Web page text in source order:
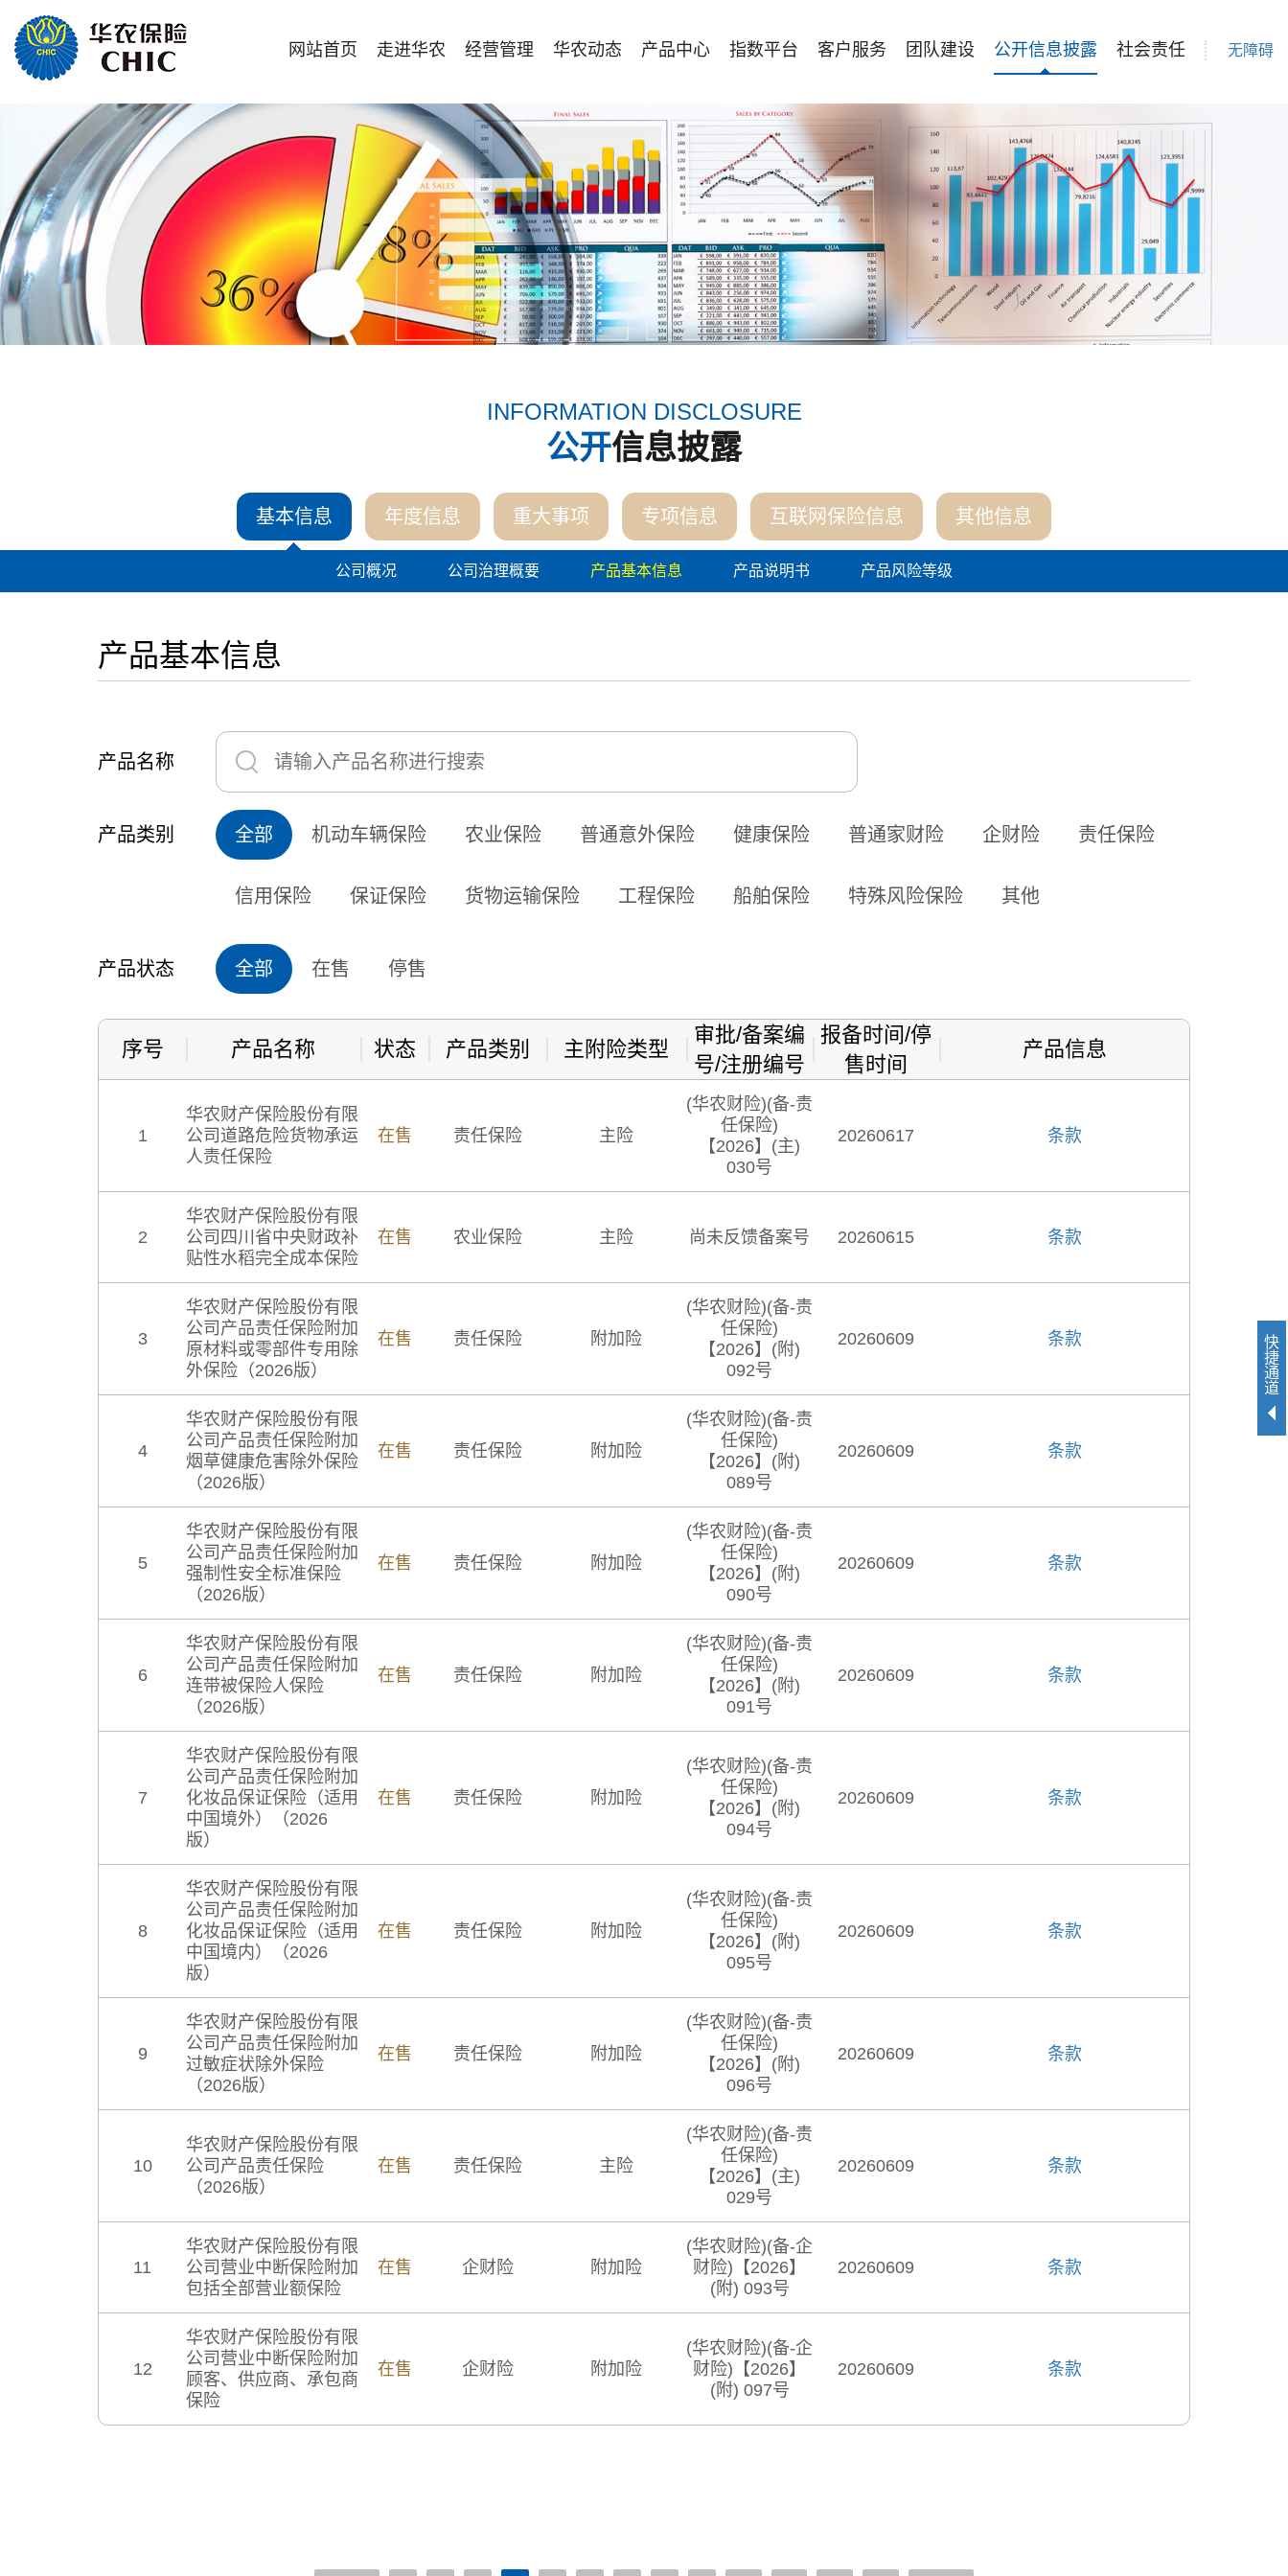
无障碍
网站首页 走进华农 经营管理 华农动态 产品中心 指数平台 客户服务 团队建设 公开信息披露 社会责任
INFORMATION DISCLOSURE
公开信息披露
基本信息 年度信息 重大事项 专项信息 互联网保险信息 其他信息
公司概况 公司治理概要 产品基本信息 产品说明书 产品风险等级
产品基本信息
产品名称
产品类别 全部 机动车辆保险 农业保险 普通意外保险 健康保险 普通家财险 企财险 责任保险
信用保险 保证保险 货物运输保险 工程保险 船舶保险 特殊风险保险 其他
产品状态 全部 在售 停售
序号 产品名称 状态 产品类别 主附险类型
审批/备案编
号/注册编号
报备时间/停
售时间
产品信息
1
华农财产保险股份有限
公司道路危险货物承运
人责任保险
在售 责任保险 主险
(华农财险)(备-责
任保险)
【2026】(主)
030号
20260617 条款
2
华农财产保险股份有限
公司四川省中央财政补
贴性水稻完全成本保险
在售 农业保险 主险 尚未反馈备案号 20260615 条款
3
华农财产保险股份有限
公司产品责任保险附加
原材料或零部件专用除
外保险（2026版）
在售 责任保险 附加险
(华农财险)(备-责
任保险)
【2026】(附)
092号
20260609 条款
4
华农财产保险股份有限
公司产品责任保险附加
烟草健康危害除外保险
（2026版）
在售 责任保险 附加险
(华农财险)(备-责
任保险)
【2026】(附)
089号
20260609 条款
5
华农财产保险股份有限
公司产品责任保险附加
强制性安全标准保险
（2026版）
在售 责任保险 附加险
(华农财险)(备-责
任保险)
【2026】(附)
090号
20260609 条款
6
华农财产保险股份有限
公司产品责任保险附加
连带被保险人保险
（2026版）
在售 责任保险 附加险
(华农财险)(备-责
任保险)
【2026】(附)
091号
20260609 条款
7
华农财产保险股份有限
公司产品责任保险附加
化妆品保证保险（适用
中国境外）（2026
版）
在售 责任保险 附加险
(华农财险)(备-责
任保险)
【2026】(附)
094号
20260609 条款
8
华农财产保险股份有限
公司产品责任保险附加
化妆品保证保险（适用
中国境内）（2026
版）
在售 责任保险 附加险
(华农财险)(备-责
任保险)
【2026】(附)
095号
20260609 条款
9
华农财产保险股份有限
公司产品责任保险附加
过敏症状除外保险
（2026版）
在售 责任保险 附加险
(华农财险)(备-责
任保险)
【2026】(附)
096号
20260609 条款
10
华农财产保险股份有限
公司产品责任保险
（2026版）
在售 责任保险 主险
(华农财险)(备-责
任保险)
【2026】(主)
029号
20260609 条款
11
华农财产保险股份有限
公司营业中断保险附加
包括全部营业额保险
在售 企财险 附加险
(华农财险)(备-企
财险)【2026】
(附) 093号
20260609 条款
12
华农财产保险股份有限
公司营业中断保险附加
顾客、供应商、承包商
保险
在售 企财险 附加险
(华农财险)(备-企
财险)【2026】
(附) 097号
20260609 条款
快
捷
通
道